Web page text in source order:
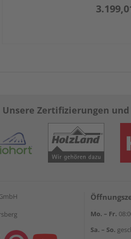
Unsere Zertifizierungen
Mo. – Fr.
Sa. – So.